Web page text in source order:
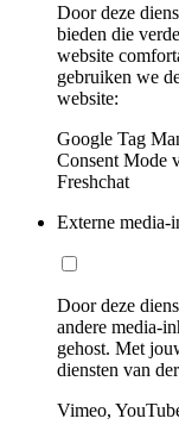
Door deze
bieden die
website
gebruiken we
website:
Google Tag
Consent Mode
Freshchat
Externe media-
Door deze
andere media-
gehost. Met
diensten van
Vimeo,